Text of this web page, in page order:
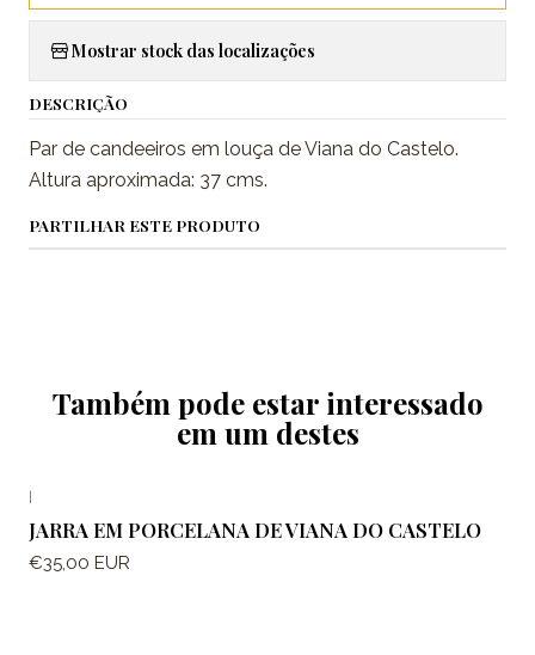
Mostrar stock das localizações
DESCRIÇÃO
Par de candeeiros em louça de Viana do Castelo.
Altura aproximada: 37 cms.
PARTILHAR ESTE PRODUTO
Também pode estar interessado
em um destes
JARRA EM PORCELANA DE VIANA DO CASTELO
€35,00 EUR